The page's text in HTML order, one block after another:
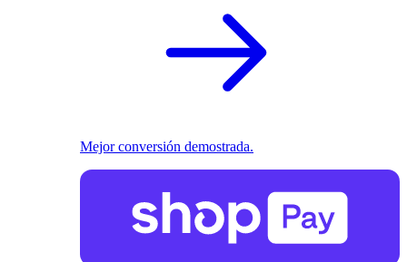
Mejor conversión demostrada.